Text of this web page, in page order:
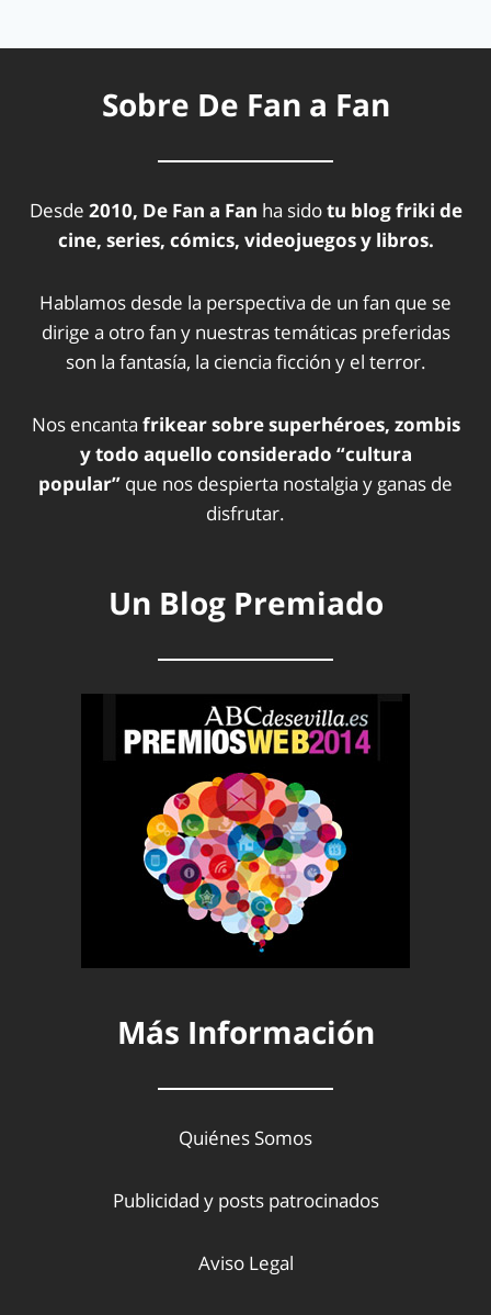
Sobre De Fan a Fan
Desde 2010, De Fan a Fan ha sidotu blog friki de
cine, series, cómics, videojuegos y libros.
Hablamos desde la perspectiva de un fan que se
dirige a otro fan y nuestras temáticas preferidas
son la fantasía, la ciencia ficción y el terror.
Nos encanta frikear sobre superhéroes, zombis
y todo aquello considerado “cultura
popular” que nos despierta nostalgia y ganas de
disfrutar.
Un Blog Premiado
Más Información
Quiénes Somos
Publicidad y posts patrocinados
Aviso Legal